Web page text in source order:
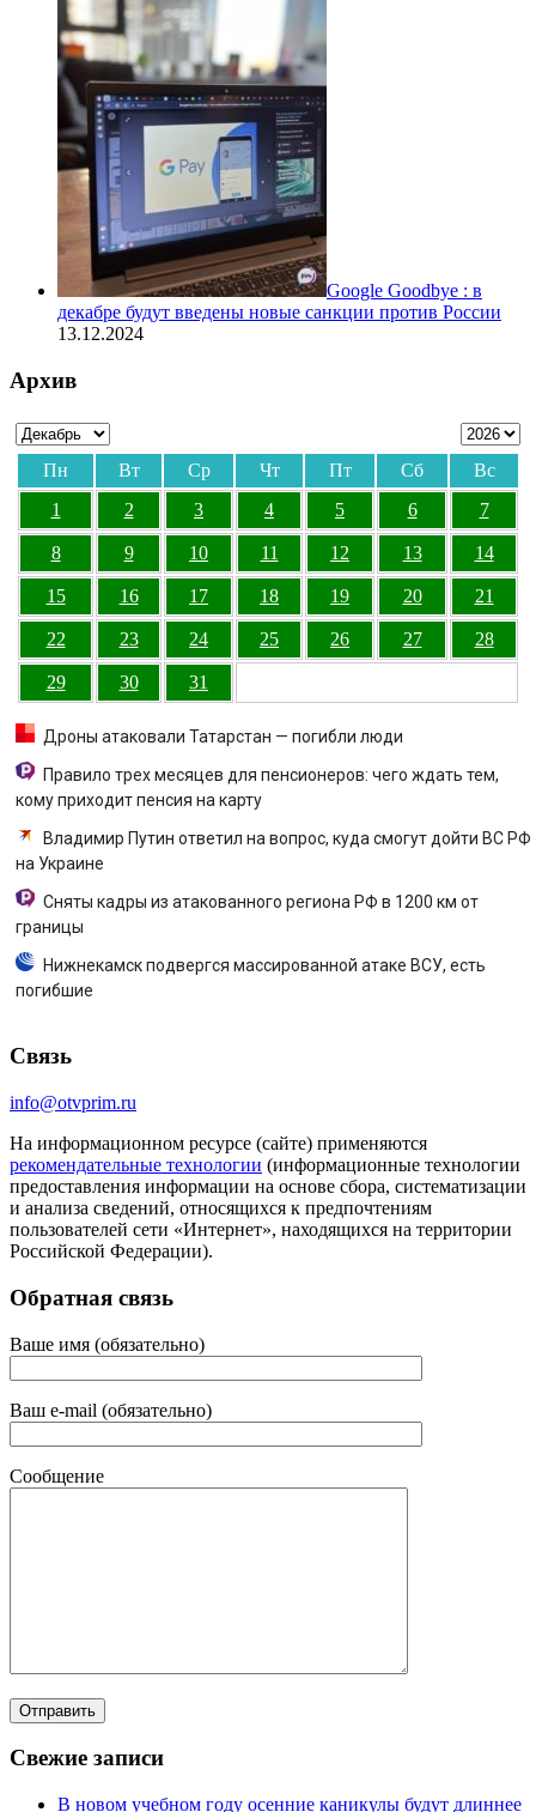
Google Goodbye : в
декабре будут введены новые санкции против России
13.12.2024
Архив
Пн Вт Ср Чт Пт Сб
Вс
1
2 3 4 5 6 7
8 9 10 11 12 13 14
15 16 17 18 19 20 21
22 23 24 25 26 27 28
29 30 31
Дроны атаковали Татарстан — погибли люди
Правило трех месяцев для пенсионеров: чего ждать тем,
кому приходит пенсия на карту
Владимир Путин ответил на вопрос, куда смогут дойти ВС РФ
на Украине
Сняты кадры из атакованного региона РФ в 1200 км от
границы
Нижнекамск подвергся массированной атаке ВСУ, есть
погибшие
Связь
info@otvprim.ru
На информационном ресурсе (сайте) применяются
рекомендательные технологии (информационные технологии
предоставления информации на основе сбора, систематизации
и анализа сведений, относящихся к предпочтениям
пользователей сети «Интернет», находящихся на территории
Российской Федерации).
Обратная связь
Ваше имя (обязательно)
Ваш e-mail (обязательно)
Сообщение
Свежие записи
В новом учебном году осенние каникулы будут длиннее